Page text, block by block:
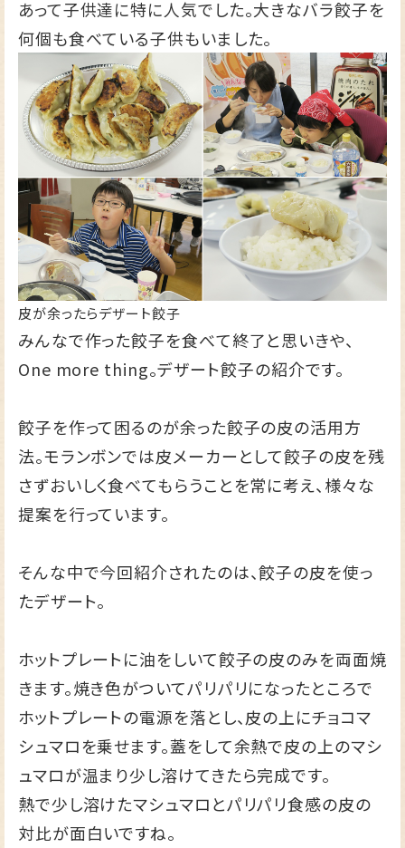
あって子供達に特に人気でした。大きなバラ餃子を
何個も食べている子供もいました。
皮が余ったらデザート餃子
みんなで作った餃子を食べて終了と思いきや、
One more thing。デザート餃子の紹介です。
餃子を作って困るのが余った餃子の皮の活用方
法。モランボンでは皮メーカーとして餃子の皮を残
さずおいしく食べてもらうことを常に考え、様々な
提案を行っています。
そんな中で今回紹介されたのは、餃子の皮を使っ
たデザート。
ホットプレートに油をしいて餃子の皮のみを両面焼
きます。焼き色がついてパリパリになったところで
ホットプレートの電源を落とし、皮の上にチョコマ
シュマロを乗せます。蓋をして余熱で皮の上のマシ
ュマロが温まり少し溶けてきたら完成です。
熱で少し溶けたマシュマロとパリパリ食感の皮の
対比が面白いですね。